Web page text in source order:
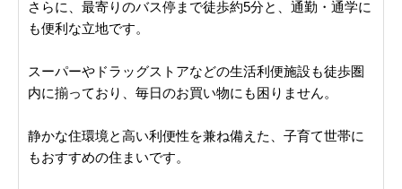
さらに、最寄りのバス停まで徒歩約5分と、通勤・通学に
も便利な立地です。
スーパーやドラッグストアなどの生活利便施設も徒歩圏
内に揃っており、毎日のお買い物にも困りません。
静かな住環境と高い利便性を兼ね備えた、子育て世帯に
もおすすめの住まいです。